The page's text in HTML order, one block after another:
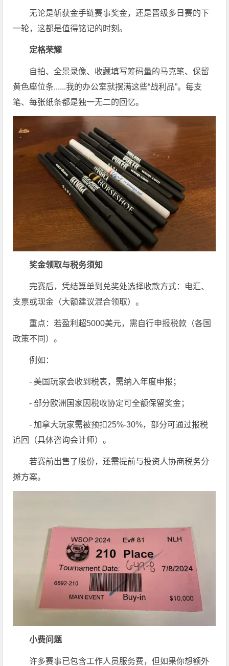
无论是斩获金手链赛事奖金，还是晋级多日赛的下
一轮，这都是值得铭记的时刻。
定格荣耀
自拍、全景录像、收藏填写筹码量的马克笔、保留
黄色座位条......我的办公室就摆满这些“战利品”。每支
笔、每张纸条都是独一无二的回忆。
奖金领取与税务须知
完赛后，凭结算单到兑奖处选择收款方式：电汇、
支票或现金（大额建议混合领取）。
重点：若盈利超5000美元，需自行申报税款（各国
政策不同）。
例如：
- 美国玩家会收到税表，需纳入年度申报；
- 部分欧洲国家因税收协定可全额保留奖金；
- 加拿大玩家需被预扣25%-30%，部分可通过报税
追回（具体咨询会计师）。
若赛前出售了股份，还需提前与投资人协商税务分
摊方案。
小费问题
许多赛事已包含工作人员服务费，但如果你想额外